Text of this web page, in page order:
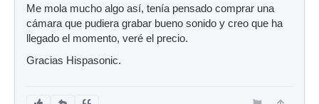
Me mola mucho algo así, tenía pensado comprar una
cámara que pudiera grabar bueno sonido y creo que ha
llegado el momento, veré el precio.
Gracias Hispasonic.